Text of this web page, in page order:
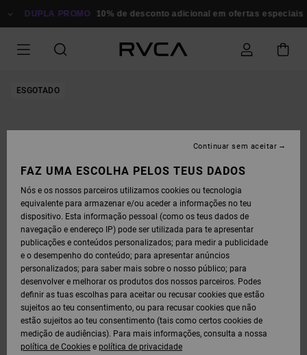
PARA
DUPLA PROMO 10% de desconto adicional em ofertas especiais
ESGOTADO
FAZ UMA ESCOLHA PELOS TEUS DADOS
Nós e os nossos parceiros utilizamos cookies ou tecnologia
equivalente para armazenar e/ou aceder a informações no teu
dispositivo. Esta informação pessoal (como os teus dados de
navegação e endereço IP) pode ser utilizada para te apresentar
publicações e conteúdos personalizados; para medir a publicidade
e o desempenho do conteúdo; para apresentar anúncios
personalizados; para saber mais sobre o nosso público; para
desenvolver e melhorar os produtos dos nossos parceiros. Podes
definir as tuas escolhas para aceitar ou recusar cookies que estão
sujeitos ao teu consentimento, ou para recusar cookies que não
estão sujeitos ao teu consentimento (tais como certos cookies de
medição de audiências). Para mais informações, consulta a nossa
política de Cookies e política de privacidade
Continuar sem aceitar